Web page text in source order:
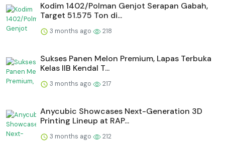
Kodim 1402/Polman Genjot Serapan Gabah,
Target 51.575 Ton di...
3 months ago 218
Sukses Panen Melon Premium, Lapas Terbuka
Kelas IIB Kendal T...
3 months ago 217
Anycubic Showcases Next-Generation 3D
Printing Lineup at RAP...
3 months ago 212